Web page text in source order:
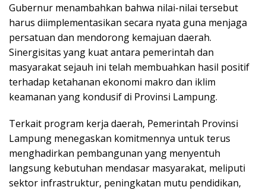
​Gubernur menambahkan bahwa nilai-nilai tersebut
harus diimplementasikan secara nyata guna menjaga
persatuan dan mendorong kemajuan daerah.
Sinergisitas yang kuat antara pemerintah dan
masyarakat sejauh ini telah membuahkan hasil positif
terhadap ketahanan ekonomi makro dan iklim
keamanan yang kondusif di Provinsi Lampung.
​Terkait program kerja daerah, Pemerintah Provinsi
Lampung menegaskan komitmennya untuk terus
menghadirkan pembangunan yang menyentuh
langsung kebutuhan mendasar masyarakat, meliputi
sektor infrastruktur, peningkatan mutu pendidikan,